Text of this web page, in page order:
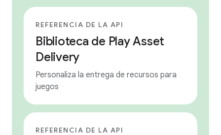
REFERENCIA DE LA API
Biblioteca de Play Asset
Delivery
Personaliza la entrega de recursos para
juegos
REFERENCIA DE LA API